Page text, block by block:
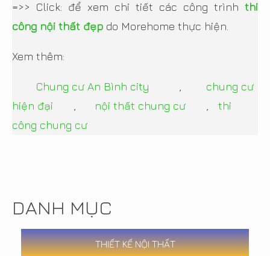
=>> Click: để xem chi tiết các công trình thi
công nội thất đẹp do Morehome thực hiện.
Xem thêm:
Chung cư An Bình city , chung cư
hiện đại , nội thất chung cư ,
thi
công chung cư
DANH MỤC
THIẾT KẾ NỘI THẤT